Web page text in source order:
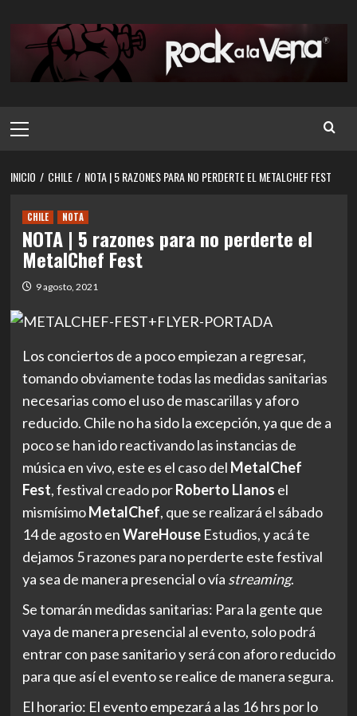
contenido
principal
INICIO CHILE NOTA | 5 RAZONES PARA NO PERDERTE EL METALCHEF FEST
CHILE NOTA
NOTA | 5 razones para no perderte el
MetalChef Fest
9 agosto, 2021
Los conciertos de a poco empiezan a regresar,
tomando obviamente todas las medidas sanitarias
necesarias como el uso de mascarillas y aforo
reducido. Chile no ha sido la excepción, ya que de a
poco se han ido reactivando las instancias de
música en vivo, este es el caso del MetalChef
Fest, festival creado porRoberto Llanos el
mismísimoMetalChef, que se realizará el sábado
14 de agosto enWareHouseEstudios, y acá te
dejamos 5 razones para no perderte este festival
ya sea de manera presencial o vía streaming.
Se tomarán medidas sanitarias: Para la gente que
vaya de manera presencial al evento, solo podrá
entrar con pase sanitario y será con aforo reducido
para que así el evento se realice de manera segura.
El horario: El evento empezará a las 16 hrs por lo